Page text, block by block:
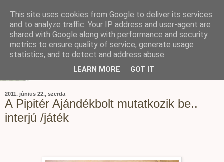
2011. június 22., szerda
A Pipitér Ajándékbolt mutatkozik be..
interjú /játék
This site uses cookies from Google to deliver its services
and to analyze traffic. Your IP address and user-agent are
shared with Google along with performance and security
metrics to ensure quality of service, generate usage
statistics, and to detect and address abuse.
LEARN MORE GOT IT